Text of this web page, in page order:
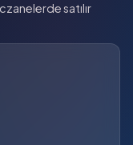
satılır